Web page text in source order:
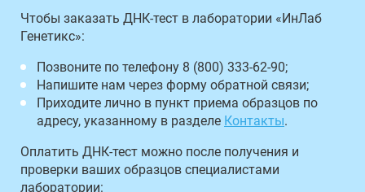
Чтобы заказать ДНК-тест в лаборатории «ИнЛаб
Генетикс»:
Позвоните по телефону 8 (800) 333-62-90;
Напишите нам через форму обратной связи;
Приходите лично в пункт приема образцов по
адресу, указанному в разделе Контакты.
Оплатить ДНК-тест можно после получения и
проверки ваших образцов специалистами
лаборатории: